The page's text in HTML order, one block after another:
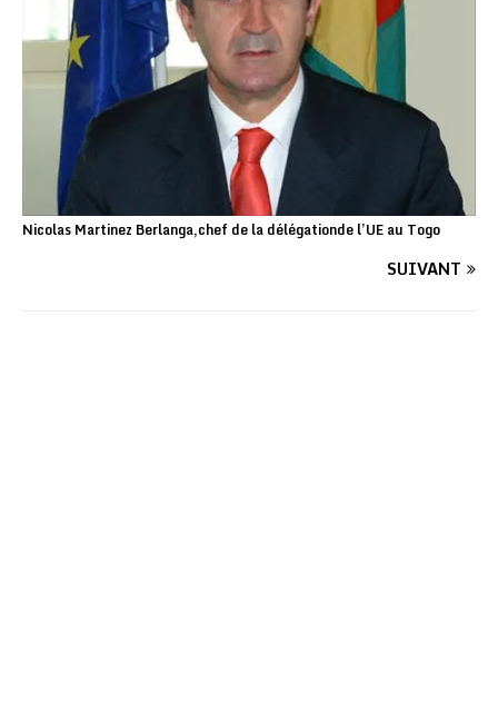
Nicolas Martinez Berlanga,chef de la délégationde l’UE au Togo
SUIVANT